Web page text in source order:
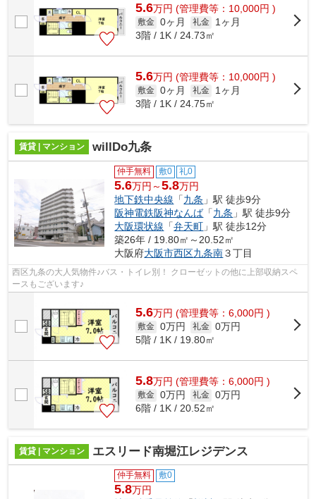
5.6万円 (管理費等：10,000円 )
敷金 0ヶ月 礼金
1ヶ月
3階 / 1K / 24.73㎡
5.6万円 (管理費等：10,000円 )
敷金 0ヶ月 礼金
1ヶ月
3階 / 1K / 24.75㎡
賃貸 | マンション willDo九条
仲手無料 敷0 礼0
5.6万円～5.8万円
地下鉄中央線 「九条 」駅 徒歩9分
阪神電鉄阪神なんば「九条 」駅 徒歩9分
大阪環状線 「弁天町 」駅 徒歩12分
築26年 / 19.80㎡～20.52㎡
大阪府大阪市西区九条南３丁目
西区九条の大人気物件♪バス・トイレ別！ クローゼットの他に上部収納スペ
ースもございます♪
5.6万円 (管理費等：6,000円 )
敷金 0万円 礼金 0万円
5階 / 1K / 19.80㎡
5.8万円 (管理費等：6,000円 )
敷金 0万円 礼金 0万円
6階 / 1K / 20.52㎡
賃貸 | マンション エスリード南堀江レジデンス
仲手無料 敷0
5.8万円